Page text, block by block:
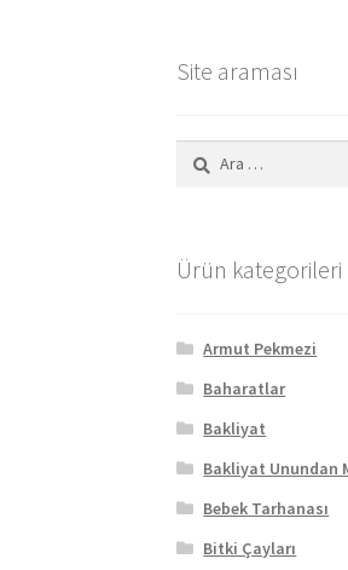
Site araması
Arama:
Ürün kategorileri
Armut Pekmezi
Baharatlar
Bakliyat
Bakliyat Unundan
Bebek Tarhanası
Bitki Çayları